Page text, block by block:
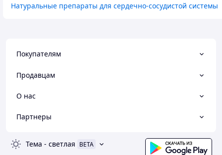
Натуральные препараты для сердечно-сосудистой системы
Покупателям
Продавцам
О нас
Партнеры
Тема - светлая BETA